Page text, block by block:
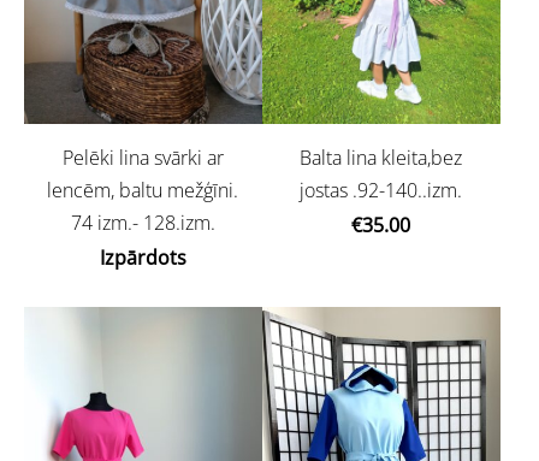
Pelēki lina svārki ar
lencēm, baltu mežģīni.
74 izm.- 128.izm.
Izpārdots
Balta lina kleita,bez
jostas .92-140..izm.
€35.00